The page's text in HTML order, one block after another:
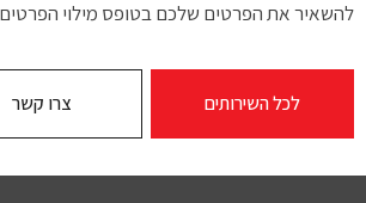
להשאיר את הפרטים שלכם בטופס מילוי
לכל השירותים צרו קשר